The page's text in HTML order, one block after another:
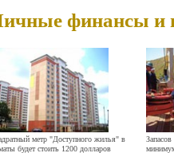
финансы и
метр "Доступного жилья" в
будет стоить 1200 долларов